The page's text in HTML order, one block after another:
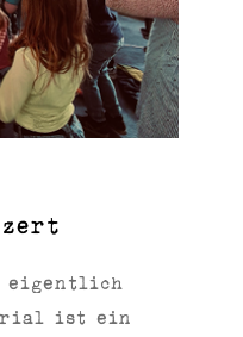
eigentlich
ist ein